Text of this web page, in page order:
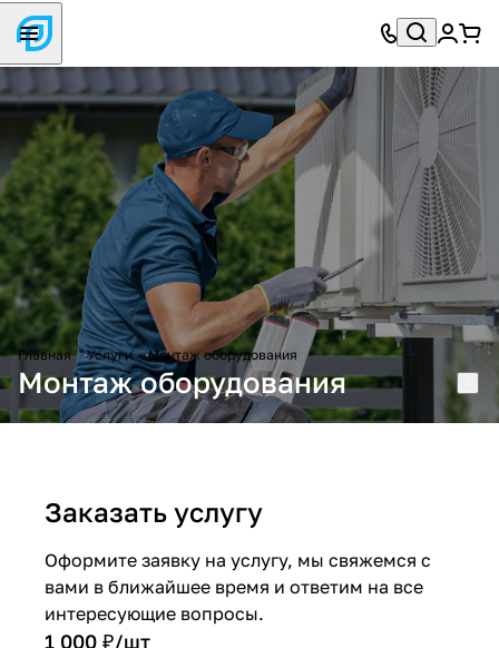
Главная Услуги Монтаж оборудования
Монтаж оборудования
Заказать услугу
Оформите заявку на услугу, мы свяжемся с
вами в ближайшее время и ответим на все
интересующие вопросы.
1 000 ₽/шт